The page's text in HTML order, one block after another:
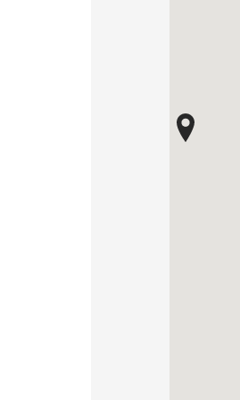
MÓJ PROFIL